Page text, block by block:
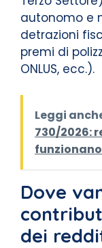
autonomo e
detrazioni
premi di
ONLUS, ecc.).
Leggi
730/2026:
funzionano
Dove
dei